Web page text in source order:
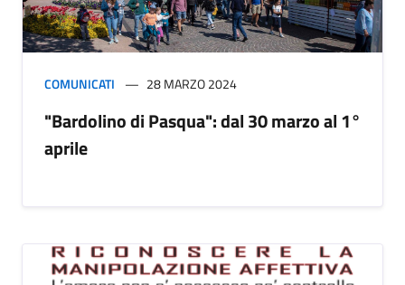
COMUNICATI 28 MARZO 2024
"Bardolino di Pasqua": dal 30 marzo al 1°
aprile